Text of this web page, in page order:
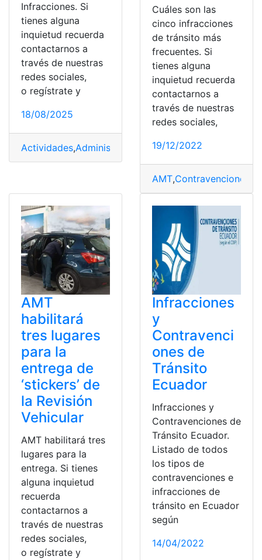
Infracciones. Si
tienes alguna
inquietud recuerda
contactarnos a
través de nuestras
redes sociales,
o regístrate y
18/08/2025
Actividades,Administración Administración tributaria
Cuáles son las
cinco infracciones
de tránsito más
frecuentes. Si
tienes alguna
inquietud recuerda
contactarnos a
través de nuestras
redes sociales,
19/12/2022
AMT,Contravenciones
AMT
habilitará
tres lugares
para la
entrega de
‘stickers’ de
la Revisión
Vehicular
AMT habilitará tres
lugares para la
entrega. Si tienes
alguna inquietud
recuerda
contactarnos a
través de nuestras
redes sociales,
o regístrate y
Infracciones
y
Contravenci
ones de
Tránsito
Ecuador
Infracciones y
Contravenciones de
Tránsito Ecuador.
Listado de todos
los tipos de
contravenciones e
infracciones de
tránsito en Ecuador
según
14/04/2022